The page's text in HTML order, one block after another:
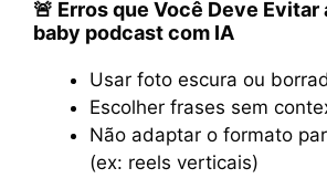
🚨 Erros que Você Deve Evitar
baby podcast com IA
Usar foto escura ou
Escolher frases sem
Não adaptar o formato
(ex: reels verticais)